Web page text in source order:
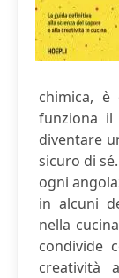
chimica, è
funziona
diventare
sicuro di
ogni
in alcuni
nella
condivide
creatività